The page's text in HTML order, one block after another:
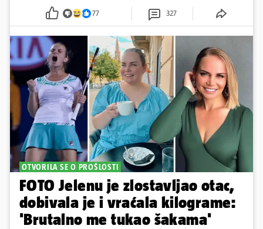
77 327
OTVORILA SE O PROŠLOSTI
FOTO Jelenu je zlostavljao otac,
dobivala je i vraćala kilograme:
'Brutalno me tukao šakama'